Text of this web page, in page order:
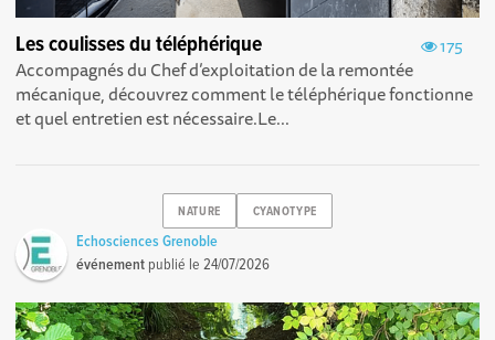
175
Les coulisses du téléphérique
Accompagnés du Chef d’exploitation de la remontée
mécanique, découvrez comment le téléphérique fonctionne
et quel entretien est nécessaire.Le...
NATURE CYANOTYPE
Echosciences Grenoble
événement publié le24/07/2026